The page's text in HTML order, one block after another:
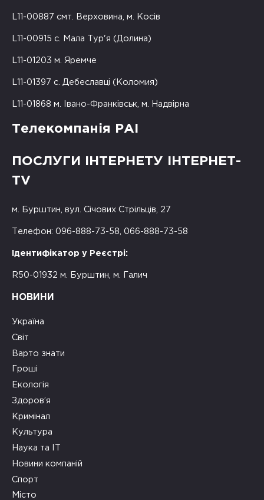
L11-00887 смт. Верховина, м. Косів
L11-00915 с. Мала Тур'я (Долина)
L11-01203 м. Яремче
L11-01397 с. Дебеславці (Коломия)
L11-01868 м. Івано-Франківськ, м. Надвірна
Телекомпанія РАІ
ПОСЛУГИ ІНТЕРНЕТУ ІНТЕРНЕТ-
TV
м. Бурштин, вул. Січових Стрільців, 27
Телефон: 096-888-73-58, 066-888-73-58
Ідентифікатор у Реєстрі:
R50-01932 м. Бурштин, м. Галич
НОВИНИ
Україна
Світ
Варто знати
Гроші
Екологія
Здоров’я
Кримінал
Культура
Наука та ІТ
Новини компаній
Спорт
Місто